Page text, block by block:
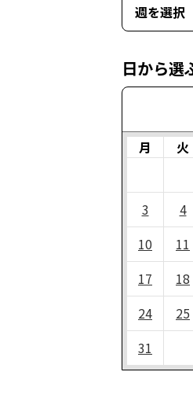
週を選択
日から選
月 火
3
4
10
11
17
18
24
25
31